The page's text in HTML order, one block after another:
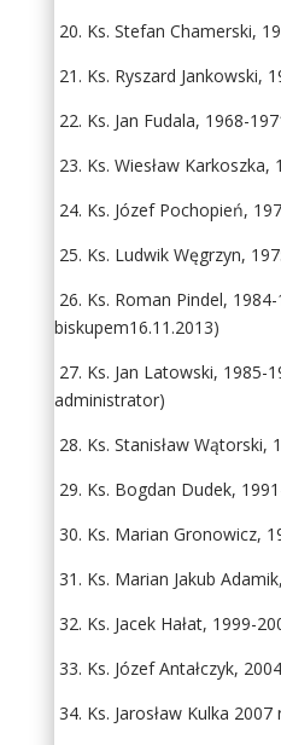
20. Ks. Stefan Chamerski,
21. Ks. Ryszard Jankowski,
22. Ks. Jan Fudala, 1968-
23. Ks. Wiesław Karkoszka,
24. Ks. Józef Pochopień,
25. Ks. Ludwik Węgrzyn,
26. Ks. Roman Pindel,
biskupem16.11.2013)
27. Ks. Jan Latowski, 1985-
administrator)
28. Ks. Stanisław Wątorski,
29. Ks. Bogdan Dudek,
30. Ks. Marian Gronowicz,
31. Ks. Marian Jakub
32. Ks. Jacek Hałat, 1999-
33. Ks. Józef Antałczyk,
34. Ks. Jarosław Kulka 2007